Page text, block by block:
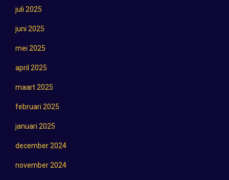
juli 2025
juni 2025
mei 2025
april 2025
maart 2025
februari 2025
januari 2025
december 2024
november 2024